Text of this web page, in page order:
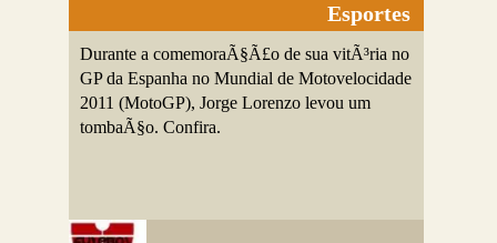
Esportes
Durante a comemoraÃ§Ã£o de sua vitÃ³ria no
GP da Espanha no Mundial de Motovelocidade
2011 (MotoGP), Jorge Lorenzo levou um
tombaÃ§o. Confira.